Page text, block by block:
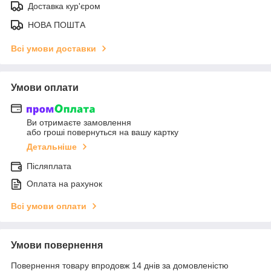
Доставка кур'єром
НОВА ПОШТА
Всі умови доставки
Умови оплати
Ви отримаєте замовлення
або гроші повернуться на вашу картку
Детальніше
Післяплата
Оплата на рахунок
Всі умови оплати
Умови повернення
Повернення товару впродовж 14 днів за домовленістю